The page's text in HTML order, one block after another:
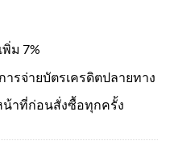
ม 7%
รจ่ายบัตรเครดิตปลายทาง
าที่ก่อนสั่งซื้อทุกครั้ง